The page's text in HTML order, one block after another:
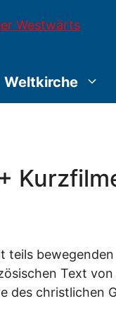
Weltkirche
Text von
des christlichen